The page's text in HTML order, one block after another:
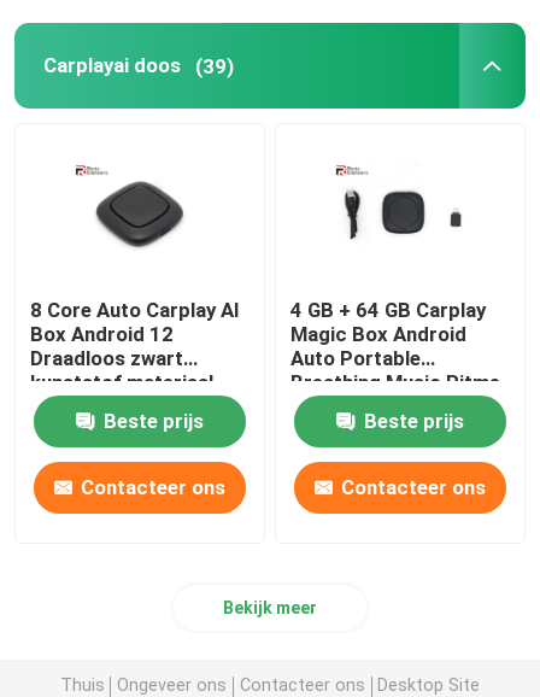
Carplayai doos (39)
8 Core Auto Carplay AI
Box Android 12
Draadloos zwart
kunststof materiaal
Beste prijs
Contacteer ons
4 GB + 64 GB Carplay
Magic Box Android
Auto Portable
Breathing Music Ritme
Sfeer
Beste prijs
Contacteer ons
Bekijk meer
Thuis Ongeveer ons Contacteer ons Desktop Site